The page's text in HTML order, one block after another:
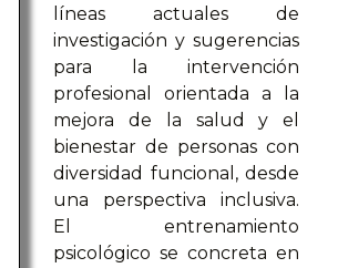
líneas actuales de
investigación y sugerencias
para la intervención
profesional orientada a la
mejora de la salud y el
bienestar de personas con
diversidad funcional, desde
una perspectiva inclusiva.
El entrenamiento
psicológico se concreta en